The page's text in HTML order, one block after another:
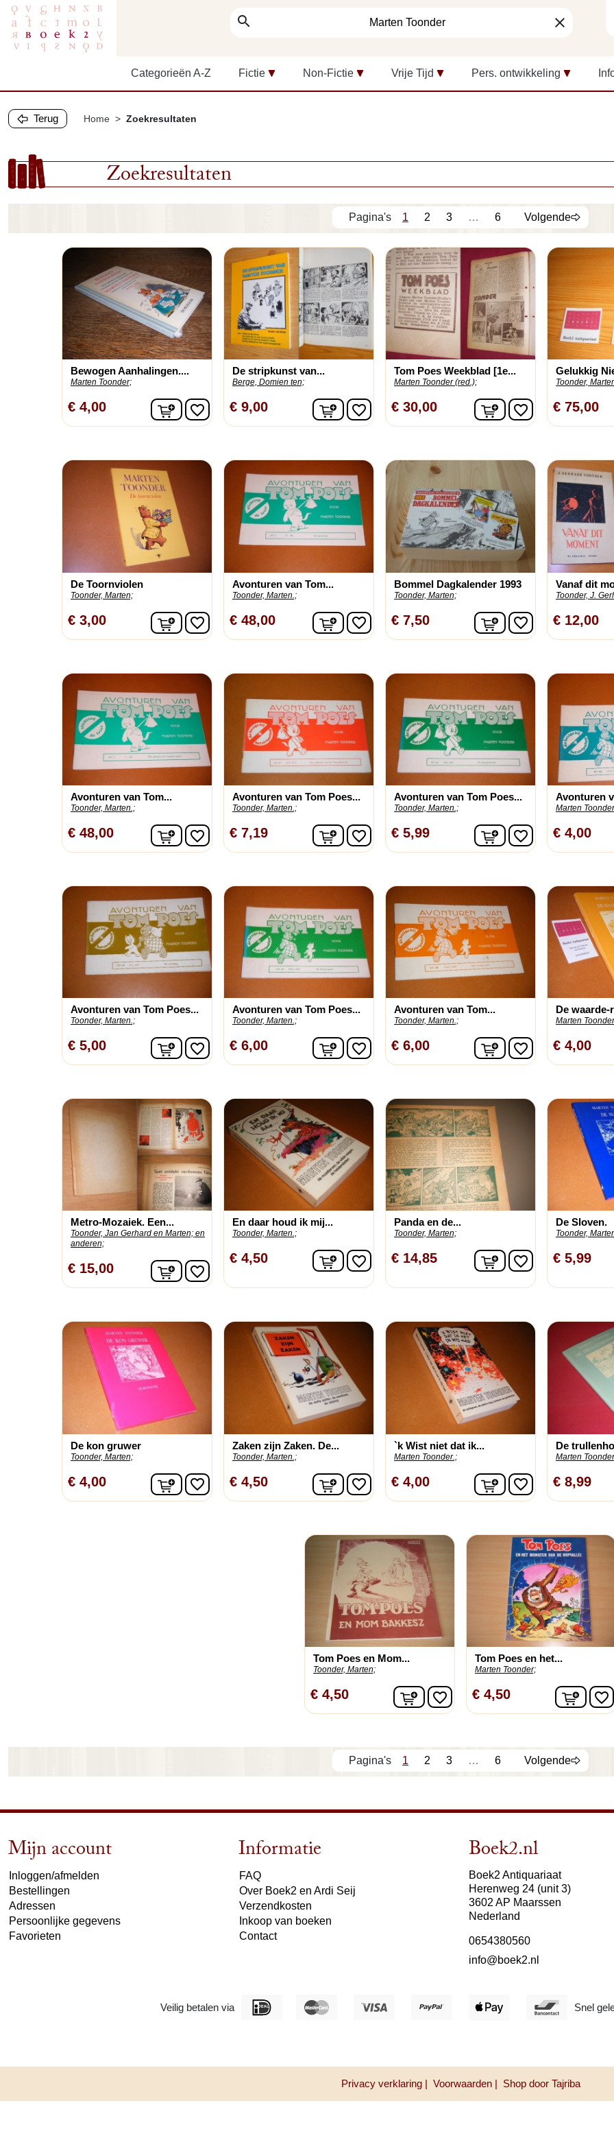
search clear
Categorieën A-Z Fictie Non-Fictie Vrije Tijd Pers. ontwikkeling
Terug Home Zoekresultaten
Zoekresultaten
1 2 3 … 6 Volgende
Bewogen Aanhalingen....
Marten Toonder;
€ 4,00 In winkelwagen
favorite_border
De stripkunst van...
Berge, Domien ten;
€ 9,00 In winkelwagen
favorite_border
Tom Poes Weekblad [1e...
Marten Toonder (red.);
€ 30,00 In winkelwagen
favorite_border
Gelukkig
Toonder,
€ 75,00
De Toornviolen
Toonder, Marten;
€ 3,00 In winkelwagen
favorite_border
Avonturen van Tom...
Toonder, Marten.;
€ 48,00 In winkelwagen
favorite_border
Bommel Dagkalender 1993
Toonder, Marten;
€ 7,50 In winkelwagen
favorite_border
Vanaf dit
Toonder, J.
€ 12,00
Avonturen van Tom...
Toonder, Marten.;
€ 48,00 In winkelwagen
favorite_border
Avonturen van Tom Poes...
Toonder, Marten.;
€ 7,19 In winkelwagen
favorite_border
Avonturen van Tom Poes...
Toonder, Marten.;
€ 5,99 In winkelwagen
favorite_border
Avonturen
Marten
€ 4,00
Avonturen van Tom Poes...
Toonder, Marten.;
€ 5,00 In winkelwagen
favorite_border
Avonturen van Tom Poes...
Toonder, Marten.;
€ 6,00 In winkelwagen
favorite_border
Avonturen van Tom...
Toonder, Marten.;
€ 6,00 In winkelwagen
favorite_border
De waarde-
Marten
€ 4,00
Metro-Mozaiek. Een...
Toonder, Jan Gerhard en Marten; en
anderen;
€ 15,00 In winkelwagen
favorite_border
En daar houd ik mij...
Toonder, Marten.;
€ 4,50 In winkelwagen
favorite_border
Panda en de...
Toonder, Marten;
€ 14,85 In winkelwagen
favorite_border
De Sloven.
Toonder,
€ 5,99
De kon gruwer
Toonder, Marten;
€ 4,00 In winkelwagen
favorite_border
Zaken zijn Zaken. De...
Toonder, Marten.;
€ 4,50 In winkelwagen
favorite_border
`k Wist niet dat ik...
Marten Toonder.;
€ 4,00 In winkelwagen
favorite_border
De
Marten
€ 8,99
Tom Poes en Mom...
Toonder, Marten;
€ 4,50 In winkelwagen
favorite_border
Tom Poes en het...
Marten Toonder;
€ 4,50 Infavorite_border
1 2 3 … 6 Volgende
Mijn account
Inloggen/afmelden
Bestellingen
Adressen
Persoonlijke gegevens
Favorieten
Informatie
FAQ
Over Boek2 en Ardi Seij
Verzendkosten
Inkoop van boeken
Contact
Boek2.nl
Boek2 Antiquariaat
Herenweg 24 (unit 3)
3602 AP Maarssen
Nederland
0654380560
info@boek2.nl
Veilig betalen via Snel
Privacy verklaring | Voorwaarden | Shop door Tajriba